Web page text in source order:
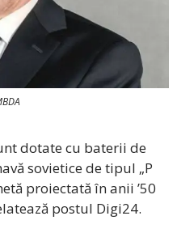
dotate cu baterii de
sovietice de tipul „P
proiectată în anii ’50
postul Digi24.